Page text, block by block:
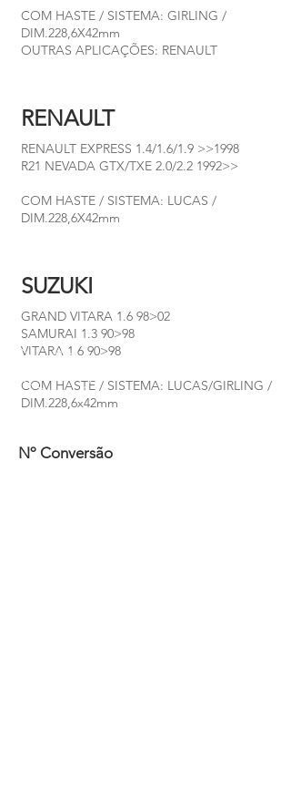
COM HASTE / SISTEMA: GIRLING /
DIM.228,6X42mm
OUTRAS APLICAÇÕES: RENAULT
RENAULT
RENAULT EXPRESS 1.4/1.6/1.9 >>1998
R21 NEVADA GTX/TXE 2.0/2.2 1992>>
COM HASTE / SISTEMA: LUCAS /
DIM.228,6X42mm
SUZUKI
GRAND VITARA 1.6 98>02
SAMURAI 1.3 90>98
VITARA 1.6 90>98
COM HASTE / SISTEMA: LUCAS/GIRLING /
DIM.228,6x42mm
Nº Conversão